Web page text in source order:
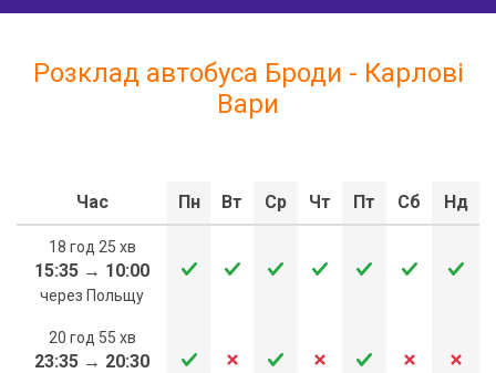
Розклад автобуса Броди - Карлові
Вари
Час Пн Вт Ср Чт Пт Сб Нд
18 год 25 хв
15:35 → 10:00
через Польщу
20 год 55 хв
23:35 → 20:30